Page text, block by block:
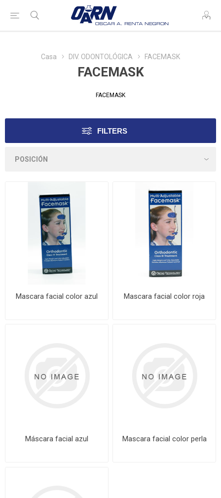
Casa DIV. ODONTOLÓGICA FACEMASK
FACEMASK
FACEMASK
FILTERS
Mascara facial color azul Mascara facial color roja
Máscara facial azul Mascara facial color perla